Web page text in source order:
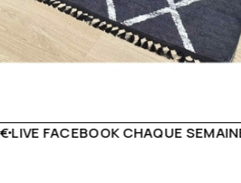
COLLECTIONS EXCEPTIONNELLES